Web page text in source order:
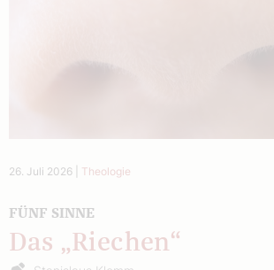
26. Juli 2026 Theologie
FÜNF SINNE
Das „Riechen“